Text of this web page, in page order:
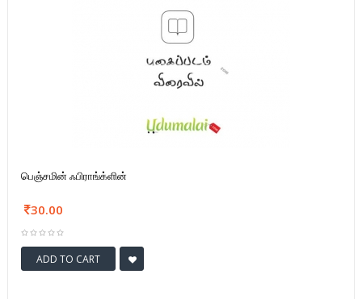
பெஞ்சமின் ஃபிராங்க்ளின்
30.00
ADD TO CART